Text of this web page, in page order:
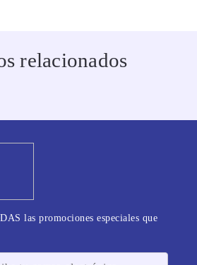
relacionados
las promociones especiales que